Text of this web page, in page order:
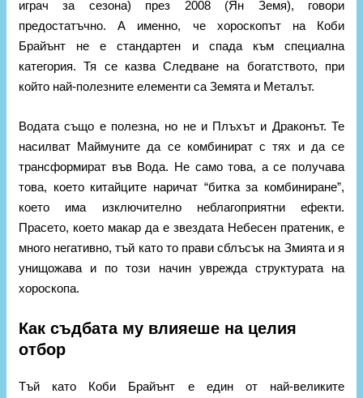
играч за сезона) през 2008 (Ян Земя), говори
предостатъчно. А именно, че хороскопът на Коби
Брайънт не е стандартен и спада към специална
категория. Тя се казва Следване на богатството, при
който най-полезните елементи са Земята и Металът.
Водата също е полезна, но не и Плъхът и Драконът. Те
насилват Маймуните да се комбинират с тях и да се
трансформират във Вода. Не само това, а се получава
това, което китайците наричат “битка за комбиниране”,
което има изключително неблагоприятни ефекти.
Прасето, което макар да е звездата Небесен пратеник, е
много негативно, тъй като то прави сблъсък на Змията и я
унищожава и по този начин уврежда структурата на
хороскопа.
Как съдбата му влияеше на целия
отбор
Тъй като Коби Брайънт е един от най-великите